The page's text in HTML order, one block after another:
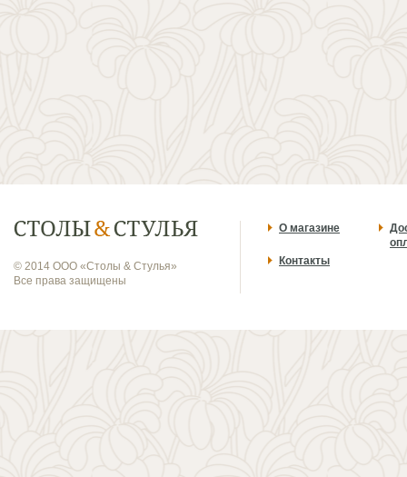
© 2014 ООО «Столы & Стулья»
Все права защищены
О магазине
Контакты